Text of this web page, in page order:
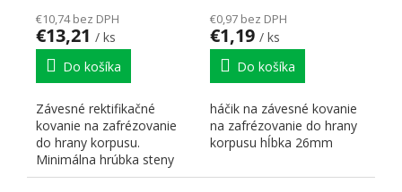
€10,74 bez DPH
€13,21 / ks
Do košíka
Závesné rektifikačné
kovanie na zafrézovanie
do hrany korpusu.
Minimálna hrúbka steny
korpusu je 18mm. Možno
€0,97 bez DPH
€1,19 / ks
Do košíka
háčik na závesné kovanie
na zafrézovanie do hrany
korpusu hĺbka 26mm